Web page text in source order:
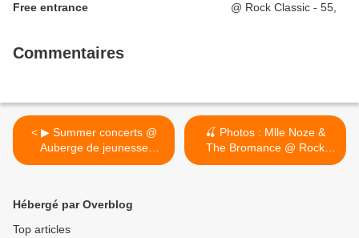
Free entrance
Commentaires
< ▶ Summer concerts @
Auberge de jeunesse
Jacques Brel - Rue de la
gratuite / Free entrance
🍒 Photos : Mlle Noze &
The Bromance @ Rock
Classic - 19/07/2024 >
Hébergé par Overblog
Top articles